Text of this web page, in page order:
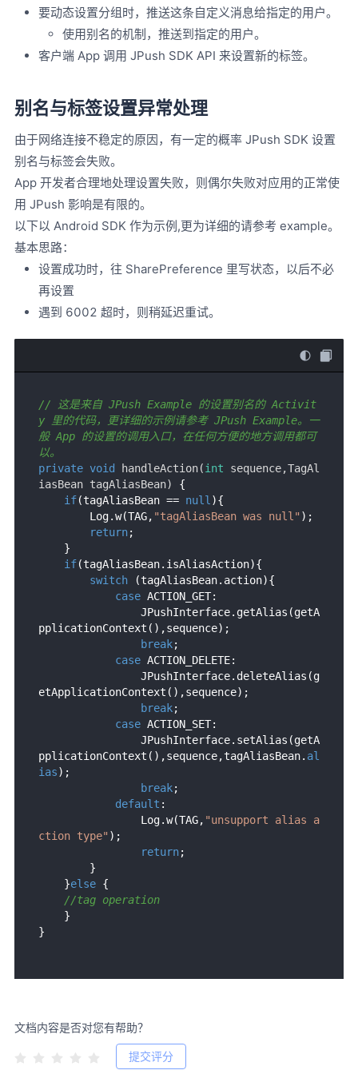
要动态设置分组时，推送这条自定义消息给指定的用户。
使用别名的机制，推送到指定的用户。
客户端 App 调用 JPush SDK API 来设置新的标签。
别名与标签设置异常处理
由于网络连接不稳定的原因，有一定的概率 JPush SDK 设置
别名与标签会失败。
App 开发者合理地处理设置失败，则偶尔失败对应用的正常使
用 JPush 影响是有限的。
以下以 Android SDK 作为示例,更为详细的请参考 example。
基本思路：
设置成功时，往 SharePreference 里写状态，以后不必
再设置
遇到 6002 超时，则稍延迟重试。
// 这是来自 JPush Example 的设置别名的 Activit
y 里的代码，更详细的示例请参考 JPush Example。一
般 App 的设置的调用入口，在任何方便的地方调用都可
以。
private void handleAction(int sequence,TagAl
iasBean tagAliasBean) {
if(tagAliasBean == null ){
        Log.w(TAG,
"tagAliasBean was null" );
return;
if(tagAliasBean.isAliasAction){
switch (tagAliasBean.action){
case ACTION_GET:
pplicationContext(),sequence);
break;
case ACTION_DELETE:
etApplicationContext(),sequence);
break;
case ACTION_SET:
pplicationContext(),sequence,tagAliasBean. al
ias);
break;
default :
                Log.w(TAG,
"unsupport alias a
ction type" );
return;
    }
else {
//tag operation
文档内容是否对您有帮助？
提交评分